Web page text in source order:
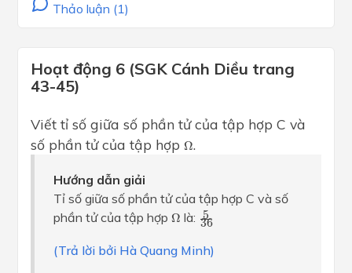
Thảo luận (1)
Hoạt động 6 (SGK Cánh Diều trang
43-45)
Viết tỉ số giữa số phần tử của tập hợp C và
số phần tử của tập hợp Ω
Ω.
Hướng dẫn giải
Tỉ số giữa số phần tử của tập hợp C và số
phần tử của tập hợp Ω
Ω là: 5
36
536
(Trả lời bởi Hà Quang Minh)